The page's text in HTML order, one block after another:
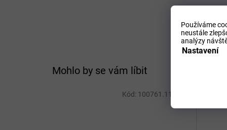
Používáme
neustále
analýzy
Nastavení
Mohlo by se vám líbit
Kód: 100761.117-2XL